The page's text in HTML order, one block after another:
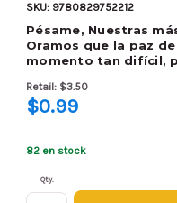
SKU: 9780829752212
Pésame, Nuestras
Oramos que la paz
momento tan difícil,
Retail: $3.50
$0.99
82 en stock
Qty.